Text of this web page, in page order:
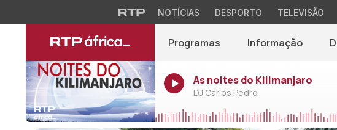
NOTÍCIAS DESPORTO TELEVISÃO
Programas Informação
As noites do Kilimanjaro
DJ Carlos Pedro